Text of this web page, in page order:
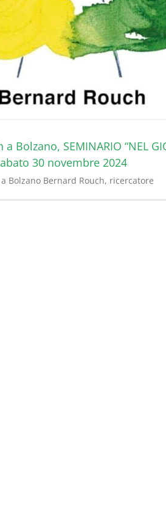
Bolzano, SEMINARIO “NEL
30 novembre 2024
Bolzano Bernard Rouch, ricercatore